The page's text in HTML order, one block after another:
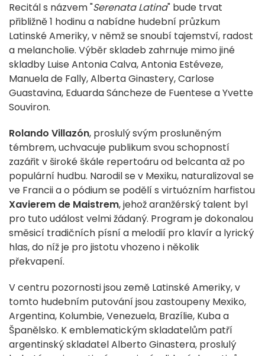
Recitál s názvem "Serenata Latina" bude trvat
přibližně 1 hodinu a nabídne hudební průzkum
Latinské Ameriky, v němž se snoubí tajemství, radost
a melancholie. Výběr skladeb zahrnuje mimo jiné
skladby Luise Antonia Calva, Antonia Estéveze,
Manuela de Fally, Alberta Ginastery, Carlose
Guastavina, Eduarda Sáncheze de Fuentese a Yvette
Souviron.
Rolando Villazón, proslulý svým prosluněným
témbrem, uchvacuje publikum svou schopností
zazářit v široké škále repertoáru od belcanta až po
populární hudbu. Narodil se v Mexiku, naturalizoval se
ve Francii a o pódium se podělí s virtuózním harfistou
Xavierem de Maistrem, jehož aranžérský talent byl
pro tuto událost velmi žádaný. Program je dokonalou
směsicí tradičních písní a melodií pro klavír a lyrický
hlas, do níž je pro jistotu vhozeno i několik
překvapení.
V centru pozornosti jsou země Latinské Ameriky, v
tomto hudebním putování jsou zastoupeny Mexiko,
Argentina, Kolumbie, Venezuela, Brazílie, Kuba a
Španělsko. K emblematickým skladatelům patří
argentinský skladatel Alberto Ginastera, proslulý